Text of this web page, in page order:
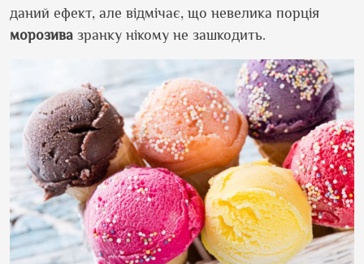
даний ефект, але відмічає, що невелика порція
морозива зранку нікому не зашкодить.